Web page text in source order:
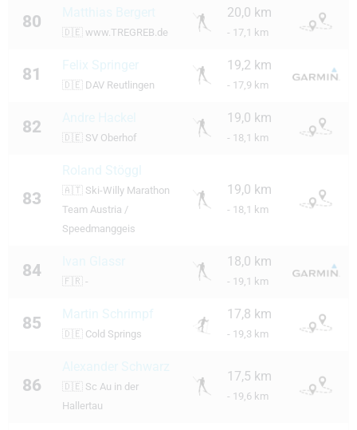
80
🇩🇪 www.TREGREB.de
20,0 km
- 17,1 km
81 Felix Springer
🇩🇪 DAV Reutlingen
19,2 km
- 17,9 km
82
🇩🇪 SV Oberhof
19,0 km
- 18,1 km
83
Roland Stöggl
🇦🇹 Ski-Willy Marathon
Team Austria /
Speedmanggeis
19,0 km
- 18,1 km
84
🇫🇷 -
18,0 km
- 19,1 km
85 Martin Schrimpf
🇩🇪 Cold Springs
17,8 km
- 19,3 km
86 🇩🇪 Sc Au in der
Hallertau
17,5 km
- 19,6 km